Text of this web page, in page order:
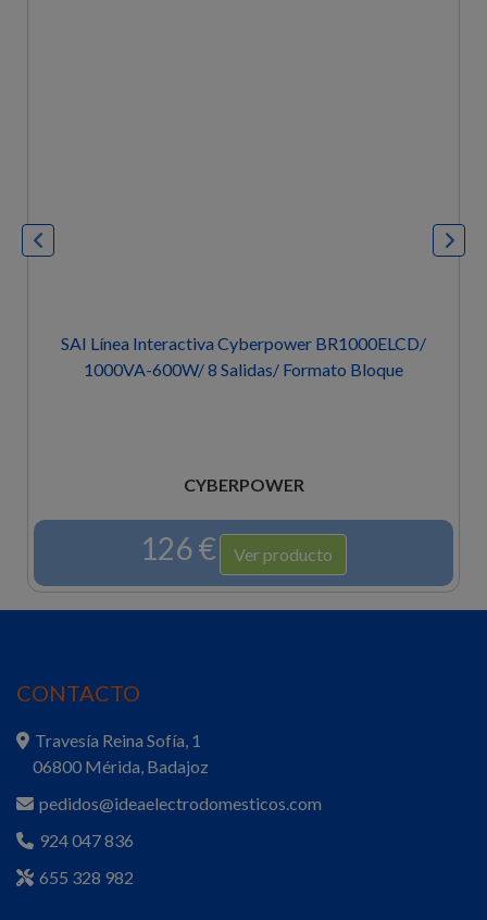
SAI Línea Interactiva Cyberpower BR1000ELCD/
1000VA-600W/ 8 Salidas/ Formato Bloque
CYBERPOWER
126 € Ver producto
CONTACTO
Travesía Reina Sofía, 1
06800 Mérida, Badajoz
pedidos@ideaelectrodomesticos.com
924 047 836
655 328 982